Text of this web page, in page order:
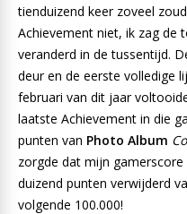
tienduizend keer zoveel
Achievement niet, ik zag de
veranderd in de tussentijd.
deur en de eerste volledige
februari van dit jaar
laatste Achievement in die
punten van Photo Album
zorgde dat mijn
duizend punten verwijderd
volgende 100.000!